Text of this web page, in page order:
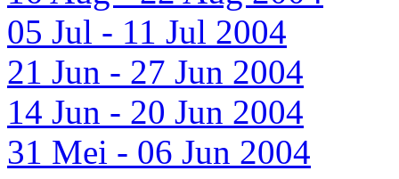
05 Jul - 11 Jul 2004
21 Jun - 27 Jun 2004
14 Jun - 20 Jun 2004
31 Mei - 06 Jun 2004